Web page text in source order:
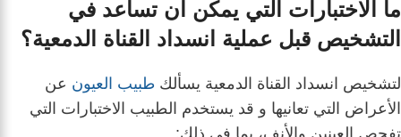
ما الاختبارات التي يمكن أن تساعد في
التشخيص قبل عملية انسداد القناة الدمعية؟
لتشخيص انسداد القناة الدمعية يسألك طبيب العيون عن
الأعراض التي تعانيها و قد يستخدم الطبيب الاختبارات التي
تفحص العينين والأنف، بما في ذلك: